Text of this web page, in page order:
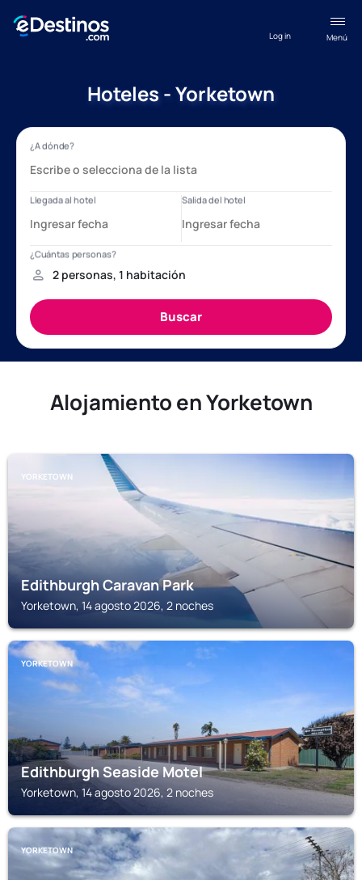
Menú
Log in
Hoteles - Yorketown
Alojamiento en Yorketown
YORKETOWN
Edithburgh Caravan Park
Yorketown, 14 agosto 2026, 2 noches
YORKETOWN
Edithburgh Seaside Motel
Yorketown, 14 agosto 2026, 2 noches
YORKETOWN